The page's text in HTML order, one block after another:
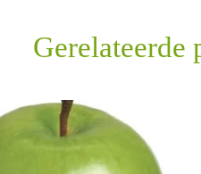
Gerelateerde